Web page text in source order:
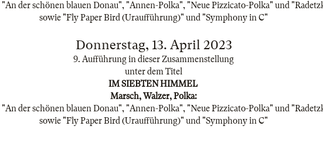
der schönen blauen Donau", "Annen-Polka", "Neue Pizzicato-Polka" und
sowie "Fly Paper Bird (Uraufführung)" und "Symphony in C"
Donnerstag, 13. April 2023
9. Aufführung in dieser Zusammenstellung
unter dem Titel
IM SIEBTEN HIMMEL
Marsch, Walzer, Polka:
der schönen blauen Donau", "Annen-Polka", "Neue Pizzicato-Polka" und
sowie "Fly Paper Bird (Uraufführung)" und "Symphony in C"